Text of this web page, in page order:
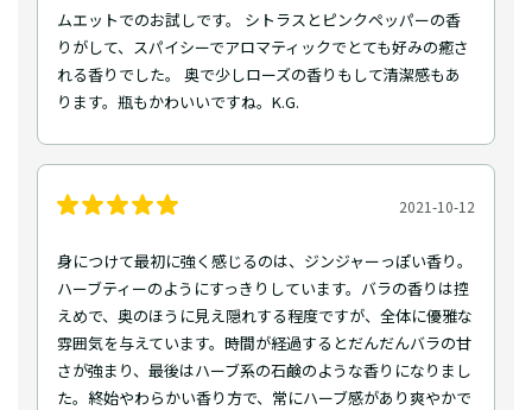
ムエットでのお試しです。 シトラスとピンクペッパーの香
りがして、スパイシーでアロマティックでとても好みの癒さ
れる香りでした。 奥で少しローズの香りもして清潔感もあ
ります。瓶もかわいいですね。K.G.
2021-10-12
身につけて最初に強く感じるのは、ジンジャーっぽい香り。
ハーブティーのようにすっきりしています。バラの香りは控
えめで、奥のほうに見え隠れする程度ですが、全体に優雅な
雰囲気を与えています。時間が経過するとだんだんバラの甘
さが強まり、最後はハーブ系の石鹸のような香りになりまし
た。終始やわらかい香り方で、常にハーブ感があり爽やかで